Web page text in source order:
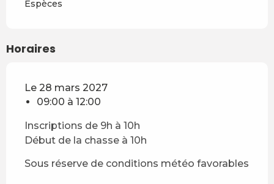
Espèces
Horaires
Le 28 mars 2027
09:00 à 12:00
Inscriptions de 9h à 10h
Début de la chasse à 10h
Sous réserve de conditions météo favorables